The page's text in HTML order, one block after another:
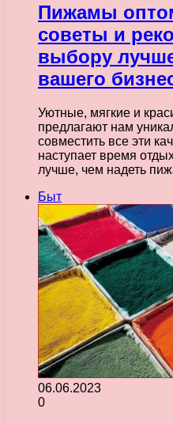
Пижамы
советы и
выбору
вашего
Уютные, мягкие и
предлагают нам
совместить все эти
наступает время
лучше, чем надеть
Быт
06.06.2023
0